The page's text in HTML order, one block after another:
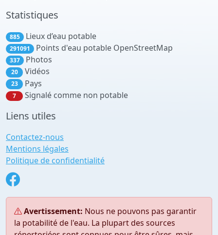
Statistiques
885 Lieux d’eau potable
291091 Points d'eau potable OpenStreetMap
337 Photos
20 Vidéos
23 Pays
7 Signalé comme non potable
Liens utiles
Contactez-nous
Mentions légales
Politique de confidentialité
Avertissement: Nous ne pouvons pas garantir
la potabilité de l'eau. La plupart des sources